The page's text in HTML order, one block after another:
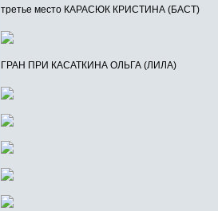
третье место КАРАСЮК КРИСТИНА (БАСТ)
ГРАН ПРИ КАСАТКИНА ОЛЬГА (ЛИЛА)